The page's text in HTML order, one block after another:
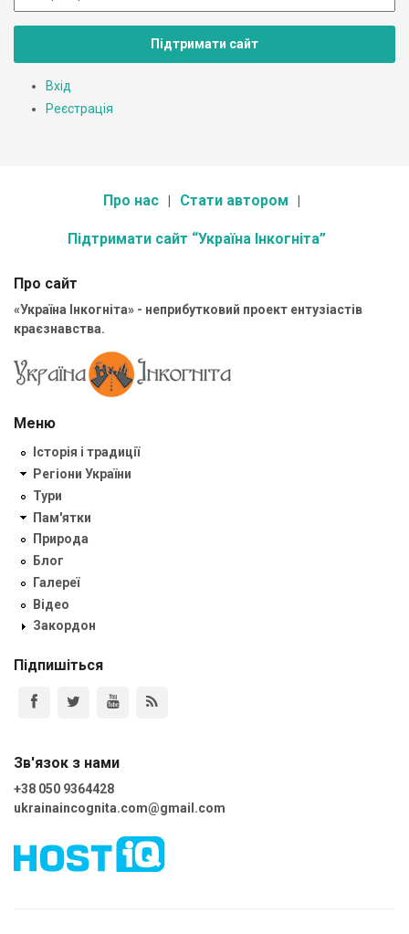
Підтримати сайт
Вхід
Реєстрація
Про нас Стати автором
Підтримати сайт “Україна Інкогніта”
Про сайт
«Україна Інкогніта» - неприбутковий проект ентузіастів
краєзнавства.
Меню
Історія і традиції
Регіони України
Тури
Пам'ятки
Природа
Блог
Галереї
Відео
Закордон
Підпишіться
Зв'язок з нами
+38 050 9364428
ukrainaincognita.com@gmail.com